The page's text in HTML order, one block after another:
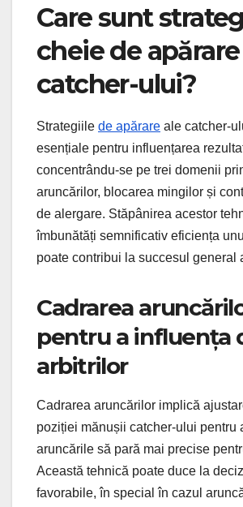
Care sunt
cheie de
catcher-ului?
Strategiile de apărare ale catcher-
esențiale pentru influențarea
concentrându-se pe trei domenii
aruncărilor, blocarea mingilor și
de alergare. Stăpânirea acestor
îmbunătăți semnificativ eficiența
poate contribui la succesul general
Cadrarea
pentru a influența
arbitrilor
Cadrarea aruncărilor implică
poziției mănușii catcher-ului pentru
aruncările să pară mai precise
Această tehnică poate duce la
favorabile, în special în cazul